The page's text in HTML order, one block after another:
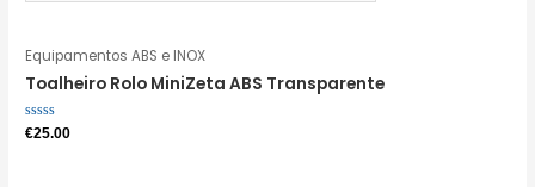
Equipamentos ABS e INOX
Toalheiro Rolo MiniZeta ABS Transparente
Avaliação
€25.00